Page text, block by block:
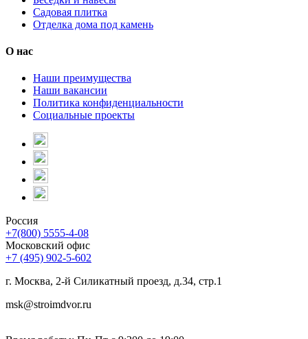
области построения ограждающих конструкций. Наша
цветовых решений ограждений из ДПК. Наши монтажники
обладают достаточной квалификацией чтоб собрать
ограждения любых форм и размеров.
Садовая плитка
Отделка дома под камень
О нас
Наши преимущества
Наши вакансии
Политика конфиденциальности
Социальные проекты
Россия
+7(800) 5555-4-08
Московский офис
+7 (495) 902-5-602
г. Москва, 2-й Силикатный проезд, д.34, стр.1
msk@stroimdvor.ru